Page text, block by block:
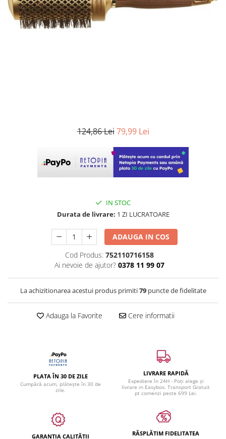
124,86 Lei 79,99 Lei
IN STOC
Durata de livrare: 1 ZI LUCRATOARE
ADAUGA IN COS
Cod Produs: 752110716158
Ai nevoie de ajutor? 0378 11 99 07
La achizitionarea acestui produs primiti79puncte de fidelitate
Adauga la Favorite Cere informatii
PLATA ÎN 30 DE ZILE
Cumpără acum, plătește în 30 de
zile.
LIVRARE RAPIDĂ
Expediere în 24H - Poți alege și
livrare in Easybox. Transport Gratuit
pt comenzi peste 699 Lei.
GARANȚIA CALITĂȚII RĂSPLĂTIM FIDELITATEA